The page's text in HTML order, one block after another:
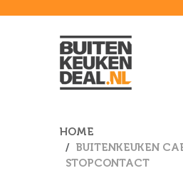
HOME
BUITENKEUKEN
STOPCONTACT